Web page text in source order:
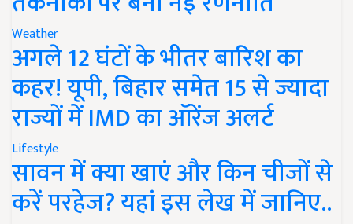
Weather
अगले 12 घंटों के भीतर बारिश का
कहर! यूपी, बिहार समेत 15 से ज्यादा
राज्यों में IMD का ऑरेंज अलर्ट
Lifestyle
सावन में क्या खाएं और किन चीजों से
करें परहेज? यहां इस लेख में जानिए..